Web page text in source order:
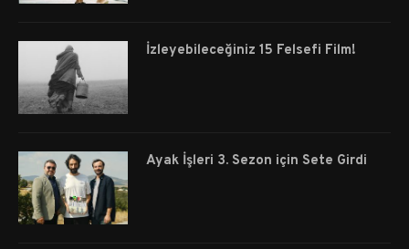
İzleyebileceğiniz 15 Felsefi Film!
Ayak İşleri 3. Sezon için Sete Girdi